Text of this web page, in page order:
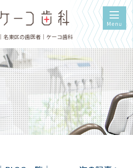
｜名東区の歯医者｜ケーコ歯科